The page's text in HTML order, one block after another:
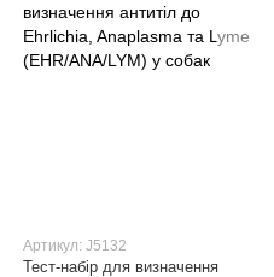
Артикул: J5132
Тест-набір для визначення